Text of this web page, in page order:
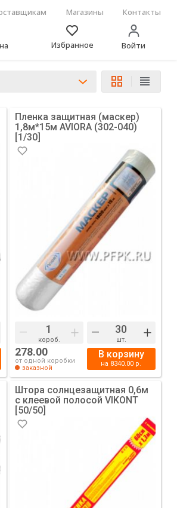
Магазины Контакты
Избранное Войти
Пленка защитная (маскер)
1,8м*15м AVIORA (302-040)
[1/30]
– короб. + – шт. +
278.00
от одной коробки
заказной
В корзину
на 8340.00 р.
Штора солнцезащитная 0,6м
с клеевой полосой VIKONT
[50/50]